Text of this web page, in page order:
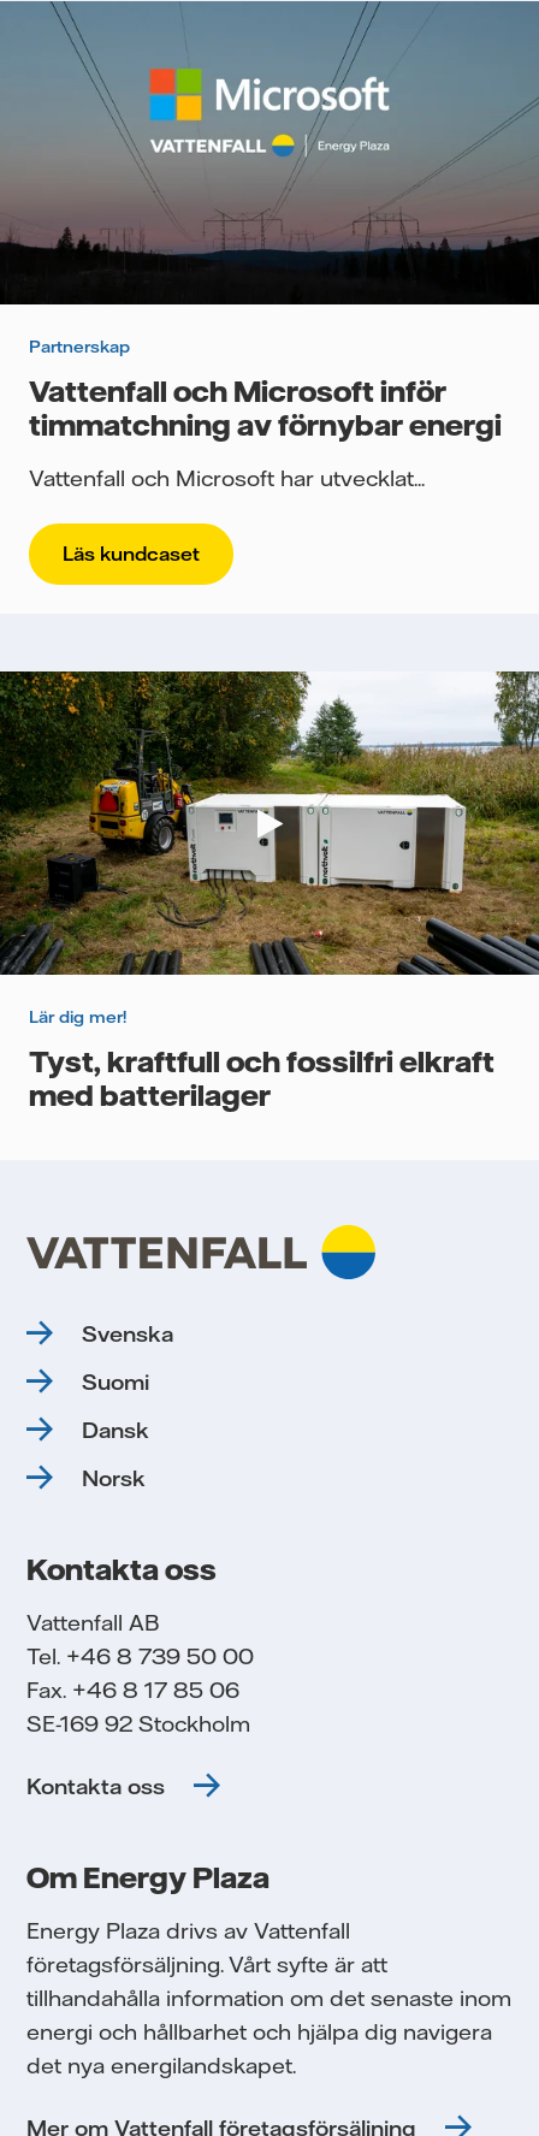
Partnerskap
Vattenfall och Microsoft inför
timmatchning av förnybar energi
Vattenfall och Microsoft har utvecklat...
Läs kundcaset
Lär dig mer!
Tyst, kraftfull och fossilfri elkraft
med batterilager
Svenska
Suomi
Dansk
Norsk
Kontakta oss
Vattenfall AB
Tel. +46 8 739 50 00
Fax. +46 8 17 85 06
SE-169 92 Stockholm
Kontakta oss
Om Energy Plaza
Energy Plaza drivs av Vattenfall
företagsförsäljning. Vårt syfte är att
tillhandahålla information om det senaste inom
energi och hållbarhet och hjälpa dig navigera
det nya energilandskapet.
Mer om Vattenfall företagsförsäljning